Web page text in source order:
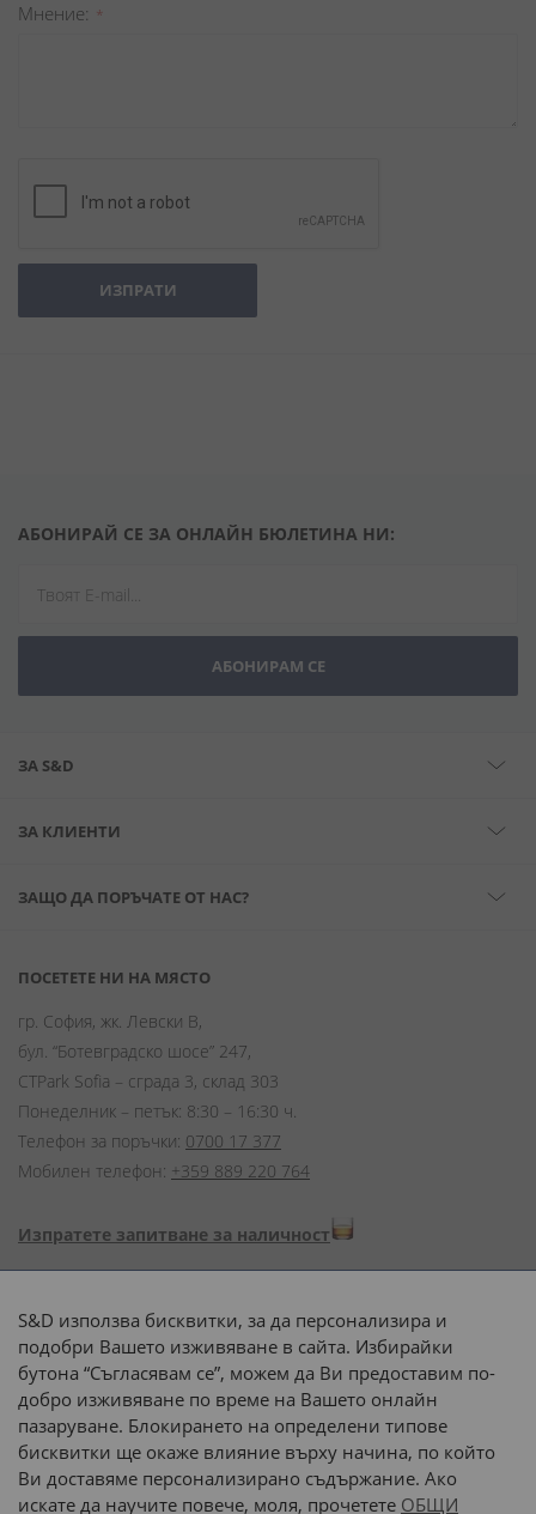
Мнение
ИЗПРАТИ
АБОНИРАЙ СЕ ЗА ОНЛАЙН БЮЛЕТИНА НИ:
АБОНИРАМ СЕ
ЗА S&D
ЗА КЛИЕНТИ
ЗАЩО ДА ПОРЪЧАТЕ ОТ НАС?
ПОСЕТЕТЕ НИ НА МЯСТО
гр. София, жк. Левски В,
бул. “Ботевградско шосе” 247,
CTPark Sofia – сграда 3, склад 303
Понеделник – петък: 8:30 – 16:30 ч.
Телефон за поръчки: 0700 17 377
Мобилен телефон: +359 889 220 764
Изпратете запитване за наличност
Начини на плащане:
Доставка до адрес с:
или
наш транспорт
S&D използва бисквитки, за да персонализира и
подобри Вашето изживяване в сайта. Избирайки
бутона “Съгласявам се”, можем да Ви предоставим по-
добро изживяване по време на Вашето онлайн
пазаруване. Блокирането на определени типове
бисквитки ще окаже влияние върху начина, по който
Ви доставяме персонализирано съдържание. Ако
искате да научите повече, моля, прочетете ОБЩИ